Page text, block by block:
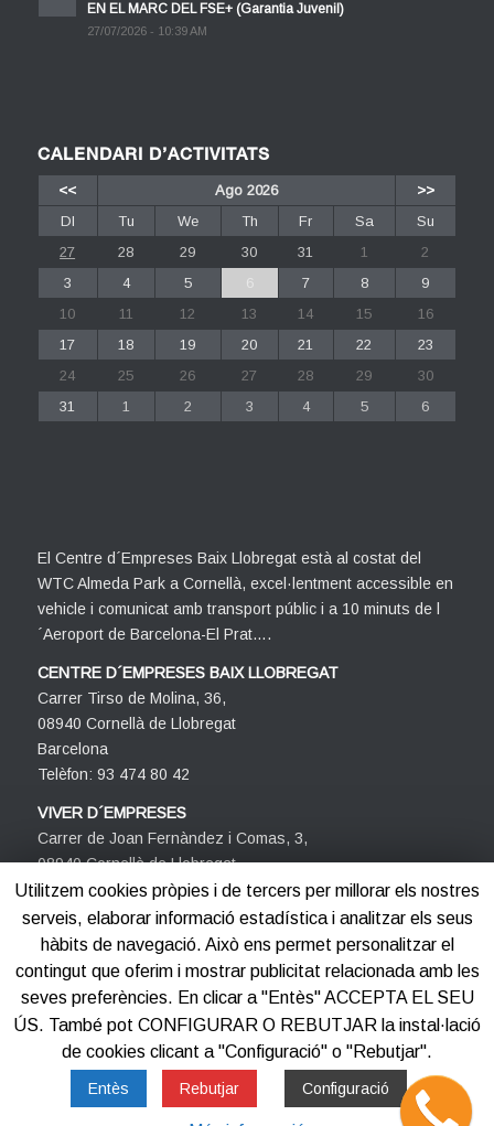
EN EL MARC DEL FSE+ (Garantia Juvenil)
27/07/2026 - 10:39 AM
CALENDARI D’ACTIVITATS
<< Ago 2026
>>
Dl
Tu We Th Fr Sa
Su
27
28 29 30 31 1
2
3
4 5 6 7 8
9
10
11 12 13 14 15
16
17
18 19 20 21 22
23
24
25 26 27 28 29
30
31
1 2 3 4 5 6
El Centre d´Empreses Baix Llobregat està al costat del
WTC Almeda Park a Cornellà, excel·lentment accessible en
vehicle i comunicat amb transport públic i a 10 minuts de l
´Aeroport de Barcelona-El Prat….
CENTRE D´EMPRESES BAIX LLOBREGAT
Carrer Tirso de Molina, 36,
08940 Cornellà de Llobregat
Barcelona
Telèfon: 93 474 80 42
VIVER D´EMPRESES
Carrer de Joan Fernàndez i Comas, 3,
08940 Cornellà de Llobregat
Barcelona
Telèfon: 93 474 80 42
©2012-2025 Centre d'Empreses PROCORNELLÀ
Utilitzem cookies pròpies i de tercers per millorar els nostres
serveis, elaborar informació estadística i analitzar els seus
hàbits de navegació. Això ens permet personalitzar el
contingut que oferim i mostrar publicitat relacionada amb les
seves preferències. En clicar a "Entès" ACCEPTA EL SEU
ÚS. També pot CONFIGURAR O REBUTJAR la instal·lació
de cookies clicant a "Configuració" o "Rebutjar".
Entès Rebutjar Configuració